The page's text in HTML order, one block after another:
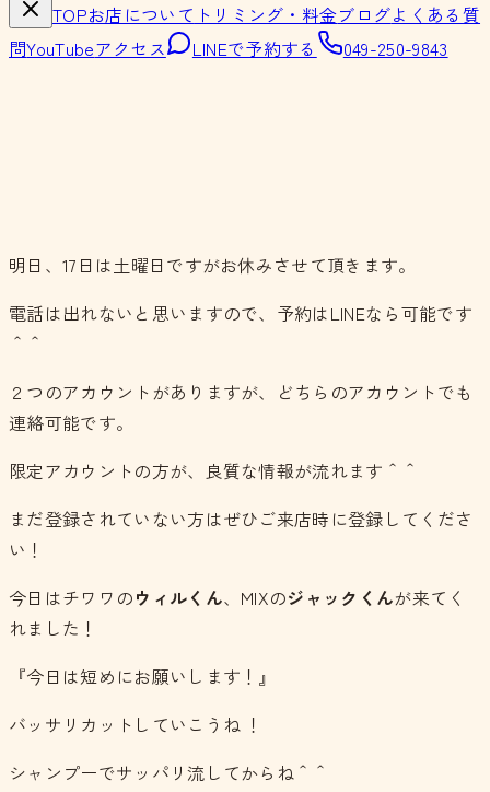
TOPお店について トリミング・料金ブログよくある質
問YouTubeアクセス LINEで予約する 049-250-9843
明日、17日は土曜日ですがお休みさせて頂きます。
電話は出れないと思いますので、予約はLINEなら可能です
＾＾
２つのアカウントがありますが、どちらのアカウントでも
連絡可能です。
限定アカウントの方が、良質な情報が流れます＾＾
まだ登録されていない方はぜひご来店時に登録してくださ
い！
今日はチワワのウィルくん、MIXのジャックくんが来てく
れました！
『今日は短めにお願いします！』
バッサリカットしていこうね ！
シャンプーでサッパリ流してからね＾＾